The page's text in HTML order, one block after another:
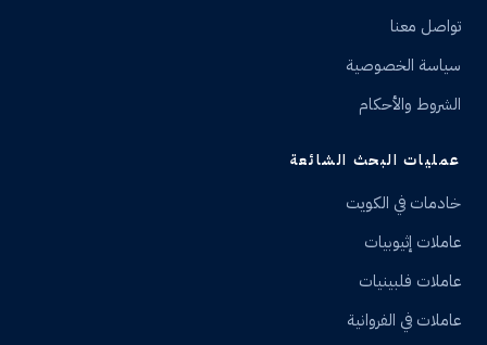
تواصل معنا
سياسة الخصوصية
الشروط والأحكام
عمليات البحث الشائعة
خادمات في الكويت
عاملات إثيوبيات
عاملات فلبينيات
عاملات في الفروانية